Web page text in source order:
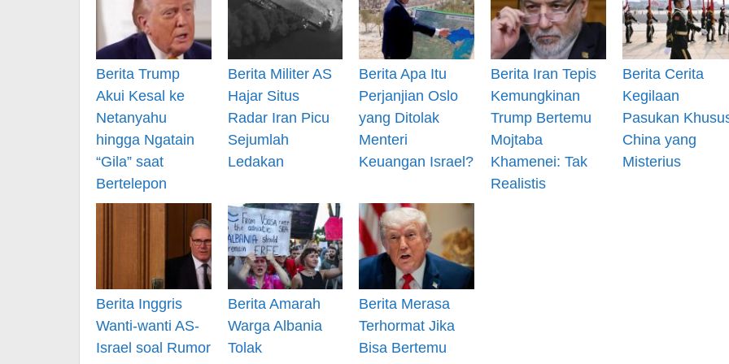
Berita Trump
Akui Kesal ke
Netanyahu
hingga Ngatain
“Gila” saat
Bertelepon
Berita Militer AS
Hajar Situs
Radar Iran Picu
Sejumlah
Ledakan
Berita Apa Itu
Perjanjian Oslo
yang Ditolak
Menteri
Keuangan Israel?
Berita Iran Tepis
Kemungkinan
Trump Bertemu
Mojtaba
Khamenei: Tak
Realistis
Berita Cerita
Kegilaan
Pasukan
China yang
Misterius
Berita Inggris
Wanti-wanti AS-
Israel soal Rumor
Berita Amarah
Warga Albania
Tolak
Berita Merasa
Terhormat Jika
Bisa Bertemu